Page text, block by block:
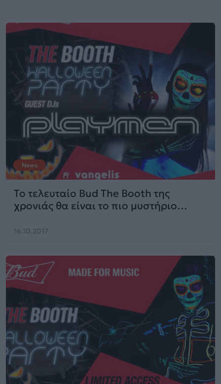
News
Το τελευταίο Bud The Booth της
χρονιάς θα είναι το πιο μυστήριο…
16.10.2017